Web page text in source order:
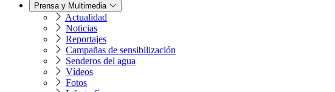
Prensa y Multimedia
Actualidad
Noticias
Reportajes
Campañas de sensibilización
Senderos del agua
Vídeos
Fotos